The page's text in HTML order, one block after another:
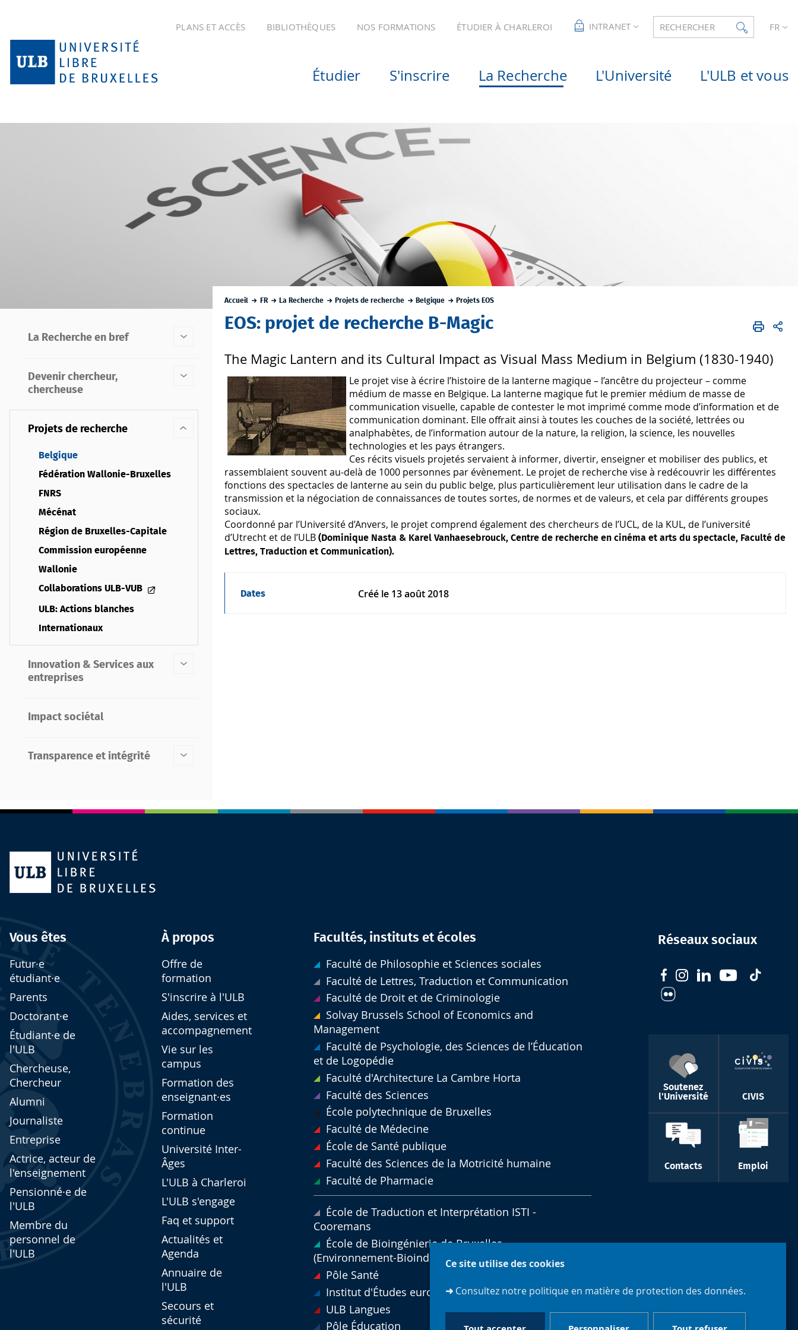
Ce site utilise des cookies
➜ Consultez notre politique en matière de protection des données.
PLANS ET ACCÈS BIBLIOTHÈQUES NOS FORMATIONS ÉTUDIER À CHARLEROI INTRANET RECHERCHER FR
Étudier S'inscrire La Recherche L'Université L'ULB et vous
La Recherche en bref
Devenir chercheur,
chercheuse
Projets de recherche
Belgique
Fédération Wallonie-Bruxelles
FNRS
Mécénat
Région de Bruxelles-Capitale
Commission européenne
Wallonie
Collaborations ULB-VUB
ULB: Actions blanches
Internationaux
Innovation & Services aux
entreprises
Impact sociétal
Transparence et intégrité
Accueil FR La Recherche Projets de recherche Belgique Projets EOS
EOS: projet de recherche B-Magic
The Magic Lantern and its Cultural Impact as Visual Mass Medium in Belgium (1830-1940)
Le projet vise à écrire l’histoire de la lanterne magique – l’ancêtre du projecteur – comme
médium de masse en Belgique. La lanterne magique fut le premier médium de masse de
communication visuelle, capable de contester le mot imprimé comme mode d’information et de
communication dominant. Elle offrait ainsi à toutes les couches de la société, lettrées ou
analphabètes, de l’information autour de la nature, la religion, la science, les nouvelles
technologies et les pays étrangers.
Ces récits visuels projetés servaient à informer, divertir, enseigner et mobiliser des publics, et
rassemblaient souvent au-delà de 1000 personnes par évènement. Le projet de recherche vise à redécouvrir les différentes
fonctions des spectacles de lanterne au sein du public belge, plus particulièrement leur utilisation dans le cadre de la
transmission et la négociation de connaissances de toutes sortes, de normes et de valeurs, et cela par différents groupes
sociaux.
Coordonné par l’Université d’Anvers, le projet comprend également des chercheurs de l’UCL, de la KUL, de l’université
d’Utrecht et de l’ULB(Dominique Nasta & Karel Vanhaesebrouck, Centre de recherche en cinéma et arts du spectacle, Faculté de
Lettres, Traduction et Communication).
Dates Créé le 13 août 2018
Vous êtes
Futur·e
étudiant·e
Parents
Doctorant·e
Étudiant·e de
l'ULB
Chercheuse,
Chercheur
Alumni
Journaliste
Entreprise
Actrice, acteur de
l'enseignement
Pensionné·e de
l'ULB
Membre du
personnel de
l'ULB
À propos
Offre de
formation
S'inscrire à l'ULB
Aides, services et
accompagnement
Vie sur les
campus
Formation des
enseignant·es
Formation
continue
Université Inter-
Âges
L'ULB à Charleroi
L'ULB s'engage
Faq et support
Actualités et
Agenda
Annuaire de
l'ULB
Secours et
sécurité
Facultés, instituts et écoles
Faculté de Philosophie et Sciences sociales
Faculté de Lettres, Traduction et Communication
Faculté de Droit et de Criminologie
Solvay Brussels School of Economics and
Management
Faculté de Psychologie, des Sciences de l’Éducation
et de Logopédie
Faculté d'Architecture La Cambre Horta
Faculté des Sciences
École polytechnique de Bruxelles
Faculté de Médecine
École de Santé publique
Faculté des Sciences de la Motricité humaine
Faculté de Pharmacie
École de Traduction et Interprétation ISTI -
Cooremans
École de Bioingénierie de Bruxelles
(Environnement-Bioindustries-Agriculture)
Pôle Santé
Institut d'Études européennes
ULB Langues
Pôle Éducation
Réseaux sociaux
Soutenez
l'Université
CIVIS
Contacts Emploi